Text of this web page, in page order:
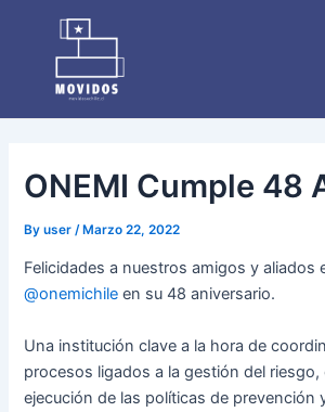
content
ONEMI Cumple 48
Byuser/ Marzo 22, 2022
Felicidades a nuestros amigos y aliados
@onemichile en su 48 aniversario.
Una institución clave a la hora de
procesos ligados a la gestión del riesgo,
ejecución de las políticas de prevención
navigation